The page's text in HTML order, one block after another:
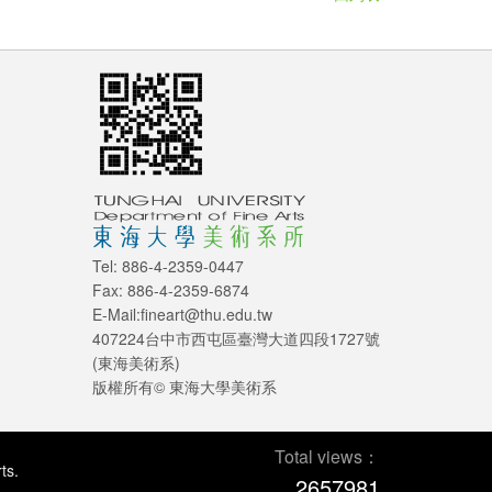
Tel: 886-4-2359-0447
Fax: 886-4-2359-6874
E-Mail:fineart@thu.edu.tw
407224台中市西屯區臺灣大道四段1727號
(東海美術系)
版權所有© 東海大學美術系
Total views：